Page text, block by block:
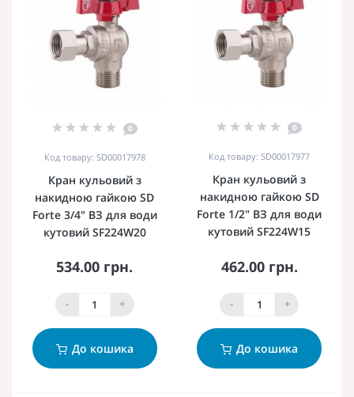
0
Код товару: SD00017978
Кран кульовий з
накидною гайкою SD
Forte 3/4" ВЗ для води
кутовий SF224W20
534.00 грн.
- +
До кошика
0
Код товару: SD00017977
Кран кульовий з
накидною гайкою SD
Forte 1/2" ВЗ для води
кутовий SF224W15
462.00 грн.
- +
До кошика